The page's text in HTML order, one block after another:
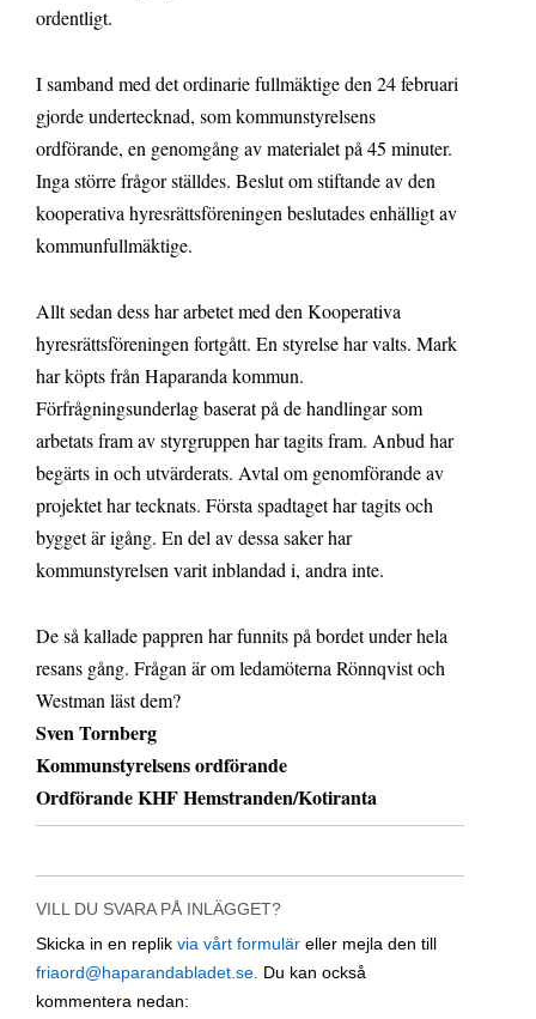
ordentligt.
I samband med det ordinarie fullmäktige den 24 februari
gjorde undertecknad, som kommunstyrelsens
ordförande, en genomgång av materialet på 45 minuter.
Inga större frågor ställdes. Beslut om stiftande av den
kooperativa hyresrättsföreningen beslutades enhälligt av
kommunfullmäktige.
Allt sedan dess har arbetet med den Kooperativa
hyresrättsföreningen fortgått. En styrelse har valts. Mark
har köpts från Haparanda kommun.
Förfrågningsunderlag baserat på de handlingar som
arbetats fram av styrgruppen har tagits fram. Anbud har
begärts in och utvärderats. Avtal om genomförande av
projektet har tecknats. Första spadtaget har tagits och
bygget är igång. En del av dessa saker har
kommunstyrelsen varit inblandad i, andra inte.
De så kallade pappren har funnits på bordet under hela
resans gång. Frågan är om ledamöterna Rönnqvist och
Westman läst dem?
Sven Tornberg
Kommunstyrelsens ordförande
Ordförande KHF Hemstranden/Kotiranta
VILL DU SVARA PÅ INLÄGGET?
Skicka in en replik via vårt formulär eller mejla den till
friaord@haparandabladet.se. Du kan också
kommentera nedan: